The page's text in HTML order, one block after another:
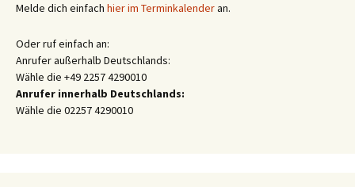
Melde dich einfach hier im Terminkalenderan.
Oder ruf einfach an:
Anrufer außerhalb Deutschlands:
Wähle die +49 2257 4290010
Anrufer innerhalb Deutschlands:
Wähle die 02257 4290010